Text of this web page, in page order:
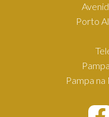
Porto
Pampa